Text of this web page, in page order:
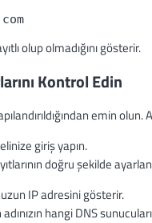
olup olmadığını gösterir.
Kontrol Edin
emin olun.
giriş yapın.
doğru şekilde
IP adresini gösterir.
hangi DNS